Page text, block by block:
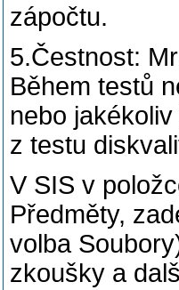
zápočtu.
5.Čestnost:
Během testů
nebo
z testu
V SIS v
Předměty,
volba
zkoušky a